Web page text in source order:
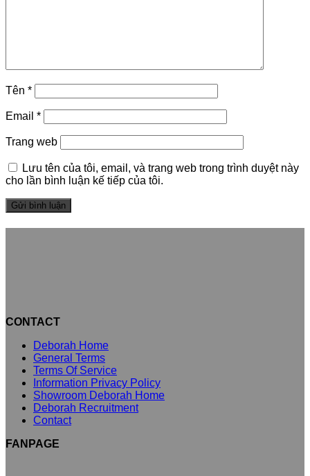
Tên *
Email *
Trang web
Lưu tên của tôi, email, và trang web trong trình duyệt này
cho lần bình luận kế tiếp của tôi.
CONTACT
Deborah Home
General Terms
Terms Of Service
Information Privacy Policy
Showroom Deborah Home
Deborah Recruitment
Contact
FANPAGE